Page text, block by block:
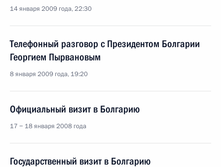
14 января 2009 года, 22:30
Телефонный разговор с Президентом Болгарии
Георгием Пырвановым
8 января 2009 года, 19:20
Официальный визит в Болгарию
17 − 18 января 2008 года
Государственный визит в Болгарию